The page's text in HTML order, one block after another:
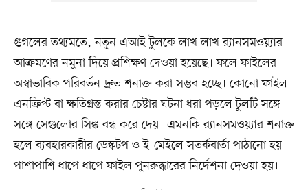
গুগলের তথ্যমতে, নতুন এআই টুলকে লাখ লাখ র‍্যানসমওয়্যার
আক্রমণের নমুনা দিয়ে প্রশিক্ষণ দেওয়া হয়েছে। ফলে ফাইলের
অস্বাভাবিক পরিবর্তন দ্রুত শনাক্ত করা সম্ভব হচ্ছে। কোনো ফাইল
এনক্রিপ্ট বা ক্ষতিগ্রস্ত করার চেষ্টার ঘটনা ধরা পড়লে টুলটি সঙ্গে
সঙ্গে সেগুলোর সিঙ্ক বন্ধ করে দেয়। এমনকি র‍্যানসমওয়্যার শনাক্ত
হলে ব্যবহারকারীর ডেস্কটপ ও ই-মেইলে সতর্কবার্তা পাঠানো হয়।
পাশাপাশি ধাপে ধাপে ফাইল পুনরুদ্ধারের নির্দেশনা দেওয়া হয়।